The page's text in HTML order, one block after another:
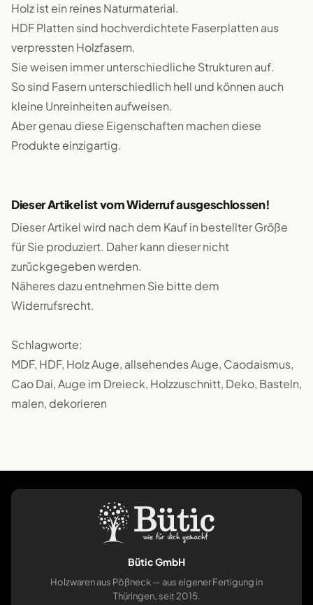
Holz ist ein reines Naturmaterial.
HDF Platten sind hochverdichtete Faserplatten aus
verpressten Holzfasern.
Sie weisen immer unterschiedliche Strukturen auf.
So sind Fasern unterschiedlich hell und können auch
kleine Unreinheiten aufweisen.
Aber genau diese Eigenschaften machen diese
Produkte einzigartig.
Dieser Artikel ist vom Widerruf ausgeschlossen!
Dieser Artikel wird nach dem Kauf in bestellter Größe
für Sie produziert. Daher kann dieser nicht
zurückgegeben werden.
Näheres dazu entnehmen Sie bitte dem
Widerrufsrecht.
Schlagworte:
MDF, HDF, Holz Auge, allsehendes Auge, Caodaismus,
Cao Dai, Auge im Dreieck, Holzzuschnitt, Deko, Basteln,
malen, dekorieren
Bütic GmbH
Holzwaren aus Pößneck — aus eigener Fertigung in
Thüringen, seit 2015.